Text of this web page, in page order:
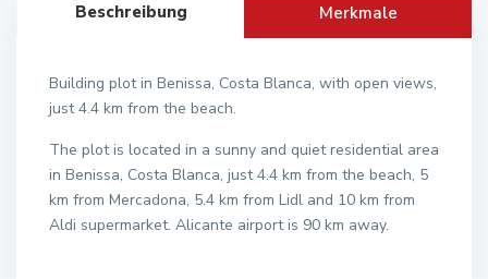
Beschreibung Merkmale
Building plot in Benissa, Costa Blanca, with open views,
just 4.4 km from the beach.
The plot is located in a sunny and quiet residential area
in Benissa, Costa Blanca, just 4.4 km from the beach, 5
km from Mercadona, 5.4 km from Lidl and 10 km from
Aldi supermarket. Alicante airport is 90 km away.